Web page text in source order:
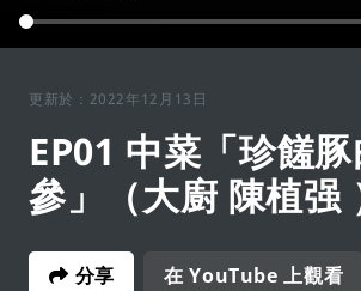
更新於：2022年12月13日
EP01 中菜「珍饈
參」（大廚 陳植强
分享 在 YouTube 上觀看